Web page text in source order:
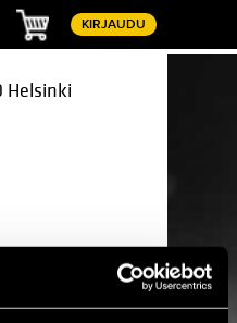
KIRJAUDU
Ostoskori
Helsinki